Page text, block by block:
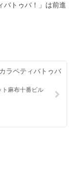
バトゥバ！」は前進